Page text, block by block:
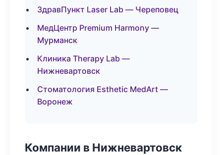
ЗдравПункт Laser Lab — Череповец
МедЦентр Premium Harmony —
Мурманск
Клиника Therapy Lab —
Нижневартовск
Стоматология Esthetic MedArt —
Воронеж
Компании в Нижневартовск